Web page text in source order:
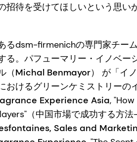
待を受けてほしいという思い
るdsm-firmenichの専門家チー
。 パフューマリー・イノベー
（Michal Benmayor）
が「イ
おけるグリーンケミストリーの
Experience Asia,
（中国市場で成功する方法
Sales and